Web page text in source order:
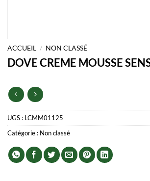
ACCUEIL / NON CLASSÉ
DOVE CREME MOUSSE
UGS : LCMM01125
Catégorie : Non classé